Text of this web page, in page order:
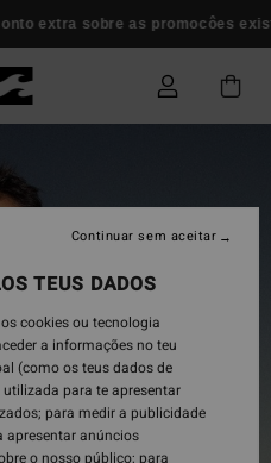
extra sobre as promocôes
TEUS DADOS
cookies ou tecnologia
a informações no teu
(como os teus dados de
utilizada para te apresentar
para medir a publicidade
apresentar anúncios
o nosso público; para
Continuar sem aceitar